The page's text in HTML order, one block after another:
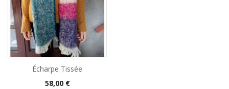
Écharpe Tissée
Prix
58,00 €